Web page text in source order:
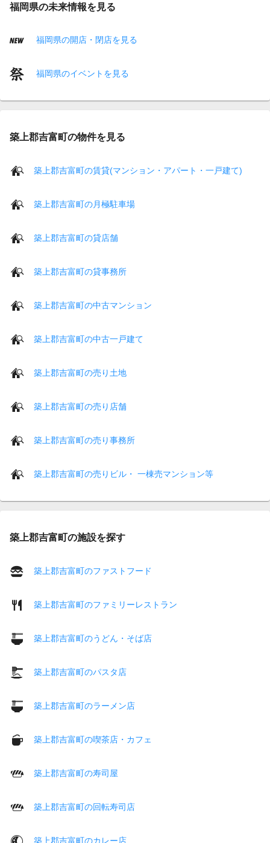
福岡県の未来情報を見る
福岡県の開店・閉店を見る
福岡県のイベントを見る
築上郡吉富町の物件を見る
築上郡吉富町の賃貸(マンション・アパート・一戸建て)
築上郡吉富町の月極駐車場
築上郡吉富町の貸店舗
築上郡吉富町の貸事務所
築上郡吉富町の中古マンション
築上郡吉富町の中古一戸建て
築上郡吉富町の売り土地
築上郡吉富町の売り店舗
築上郡吉富町の売り事務所
築上郡吉富町の売りビル・ 一棟売マンション等
築上郡吉富町の施設を探す
築上郡吉富町のファストフード
築上郡吉富町のファミリーレストラン
築上郡吉富町のうどん・そば店
築上郡吉富町のパスタ店
築上郡吉富町のラーメン店
築上郡吉富町の喫茶店・カフェ
築上郡吉富町の寿司屋
築上郡吉富町の回転寿司店
築上郡吉富町のカレー店